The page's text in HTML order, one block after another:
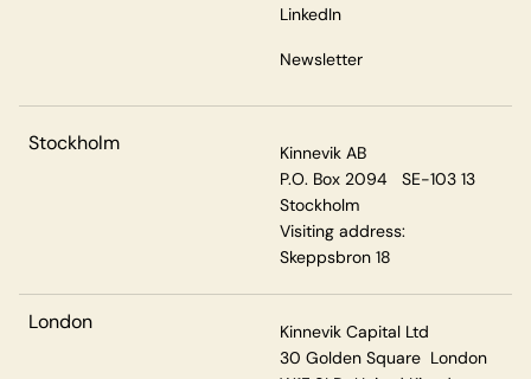
LinkedIn
Newsletter
Stockholm
Kinnevik AB
P.O. Box 2094 SE-103 13
Stockholm
Visiting address:
Skeppsbron 18
London
Kinnevik Capital Ltd
30 Golden Square London